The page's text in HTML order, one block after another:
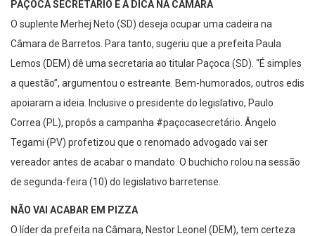
O suplente Merhej Neto (SD) deseja ocupar uma cadeira na
Câmara de Barretos. Para tanto, sugeriu que a prefeita Paula
Lemos (DEM) dê uma secretaria ao titular Paçoca (SD). “É simples
a questão”, argumentou o estreante. Bem-humorados, outros edis
apoiaram a ideia. Inclusive o presidente do legislativo, Paulo
Correa (PL), propôs a campanha #paçocasecretário. Ângelo
Tegami (PV) profetizou que o renomado advogado vai ser
vereador antes de acabar o mandato. O buchicho rolou na sessão
de segunda-feira (10) do legislativo barretense.
O líder da prefeita na Câmara, Nestor Leonel (DEM), tem certeza
que a CPI da Covid-19 não vai acabar em pizza.